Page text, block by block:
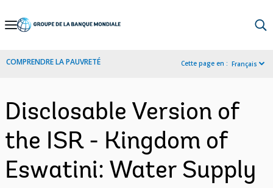
Skip
Navigation
COMPRENDRE LA PAUVRETÉ Cette page en : Français
Disclosable Version of
the ISR - Kingdom of
Eswatini: Water Supply